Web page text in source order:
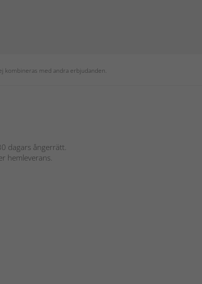
kombineras med andra erbjudanden.
dagars ångerrätt.
hemleverans.